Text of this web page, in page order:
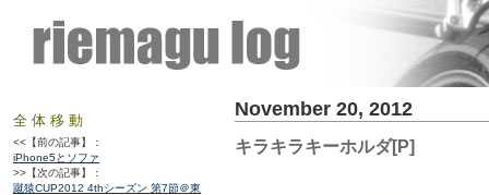
November 20, 2012
キラキラキーホルダ[P]
全体移動
<<【前の記事】：
iPhone5とソファ
>>【次の記事】：
蹴猿CUP2012 4thシーズン 第7節＠東